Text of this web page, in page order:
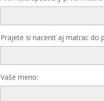
Prajete si naceniť aj matrac do
Vaše meno: